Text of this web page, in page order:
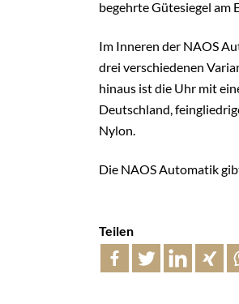
begehrte Gütesiegel am
Im Inneren der NAOS
drei verschiedenen
hinaus ist die Uhr mit
Deutschland,
Nylon.
Die NAOS Automatik
Teilen